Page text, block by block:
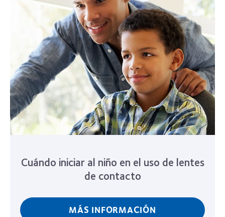
Cuándo iniciar al niño en el uso de lentes
de contacto
MÁS INFORMACIÓN